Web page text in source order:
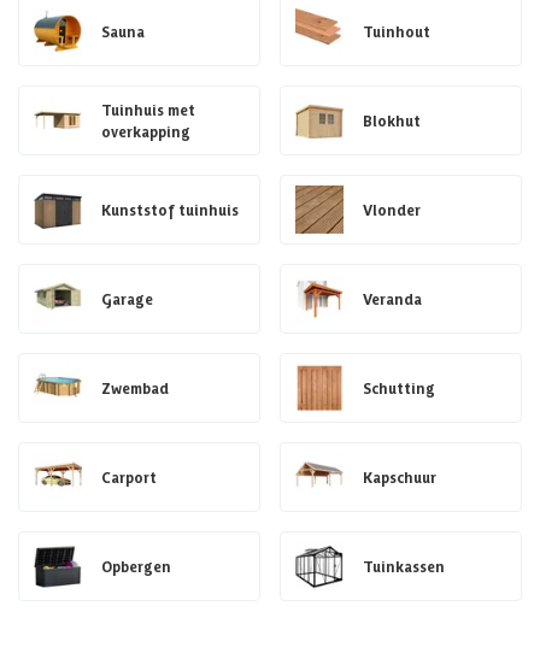
Sauna Tuinhout
Tuinhuis met
overkapping
Blokhut
Kunststof tuinhuis Vlonder
Garage Veranda
Zwembad Schutting
Carport Kapschuur
Opbergen Tuinkassen